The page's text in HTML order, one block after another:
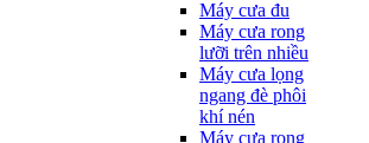
Máy cưa đu
Máy cưa rong
lưỡi trên nhiều
Máy cưa lọng
ngang đè phôi
khí nén
Máy cưa rong